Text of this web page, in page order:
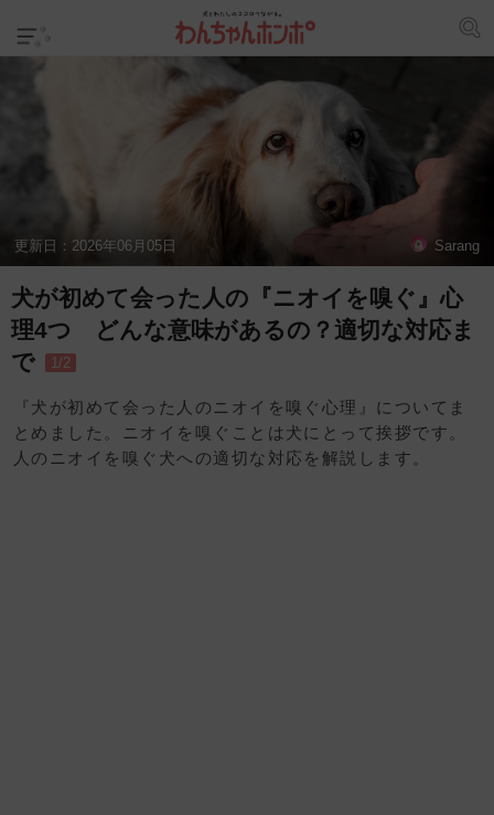
更新日： 2026年06月05日 Sarang
犬が初めて会った人の『ニオイを嗅ぐ』心
理4つ どんな意味があるの？適切な対応ま
で
1/2
『犬が初めて会った人のニオイを嗅ぐ心理』についてま
とめました。ニオイを嗅ぐことは犬にとって挨拶です。
人のニオイを嗅ぐ犬への適切な対応を解説します。